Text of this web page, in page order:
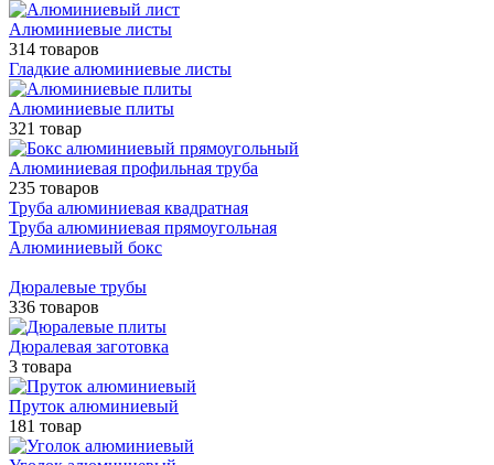
Алюминиевые листы
314 товаров
Гладкие алюминиевые листы
Алюминиевые плиты
321 товар
Алюминиевая профильная труба
235 товаров
Труба алюминиевая квадратная
Труба алюминиевая прямоугольная
Алюминиевый бокс
Дюралевые трубы
336 товаров
Дюралевая заготовка
3 товара
Пруток алюминиевый
181 товар